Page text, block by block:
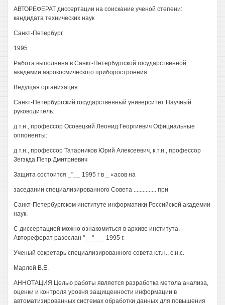
АВТОРЕФЕРАТ диссертации на соискание ученой степени:
кандидата технических наук
Санкт-Петербург
1995
Работа выполнена в Санкт-Петербургской государственной
академии аэрокосмического приборостроения.
Ведущая организация:
Санкт-Петербургский государственный университет Научный
руководитель:
д.т.н., профессор Осовецкий Леонид Георгиевич Официальные
оппоненты:
д.т.н., профессор Татарников Юрий Алексеевич, к.т.н., профессор
Зегзкда Петр Дмитриевич
Защита состоится _"__ 1995 г в _ «асов на
заседании специализированного Совета ............... при
Санкт-Петербургском институте информатики Российской академии
наук.
С диссертацией можно ознакомиться в архиве института.
Автореферат разослан "__"___ 1995 г.
Ученый секретарь специализированного совета к.т.н., с.н.с.
Марлей В.Е.
АННОТАЦИЯ Целью работы является разработка метола анализа,
оценки и контроля уровня защищенности информации в
автоматизированных системах обработки данных для повышения